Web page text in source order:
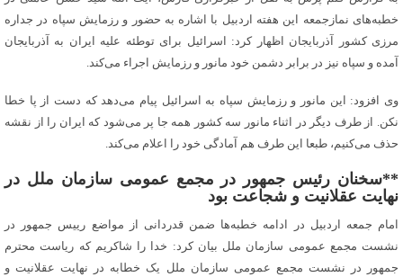
خطبه‌های نمازجمعه این هفته اردبیل با اشاره به حضور و رزمایش سپاه در جداره
مرزی کشور آذربایجان اظهار کرد: اسرائیل برای توطئه علیه ایران به آذربایجان
آمده و سپاه نیز در برابر دشمن خود مانور و رزمایش اجراء می‌کند.
وی افزود: این مانور و رزمایش سپاه به اسرائیل پیام می‌دهد که دست از پا خطا
نکن. از طرف دیگر در اثناء مانور سه کشور همه جا پر می‌شود که ایران را از نقشه
حذف می‌کنیم، طبعا این طرف هم آمادگی خود را اعلام می‌کند.
**سخنان رئیس جمهور در مجمع عمومی سازمان ملل در
نهایت عقلانیت و شجاعت بود
امام جمعه اردبیل در ادامه خطبه‌ها ضمن قدردانی از مواضع رییس جمهور در
نشست مجمع عمومی سازمان ملل بیان کرد: خدا را شاکریم که ریاست محترم
جمهور در نشست مجمع عمومی سازمان ملل یک خطابه در نهایت عقلانیت و